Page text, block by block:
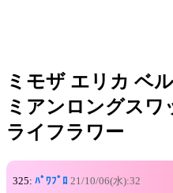
ミモザ エリカ ベ
ミアンロングスワ
ライフラワー
325: ﾊﾟﾜﾌﾟﾛ 21/10/06(水):32